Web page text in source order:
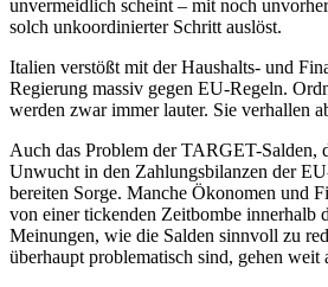
unvermeidlich scheint – mit noch
solch unkoordinierter Schritt auslöst.
Italien verstößt mit der Haushalts- und
Regierung massiv gegen EU-Regeln.
werden zwar immer lauter. Sie verhallen
Auch das Problem der TARGET-Salden,
Unwucht in den Zahlungsbilanzen der
bereiten Sorge. Manche Ökonomen und
von einer tickenden Zeitbombe innerhalb
Meinungen, wie die Salden sinnvoll zu
überhaupt problematisch sind, gehen weit